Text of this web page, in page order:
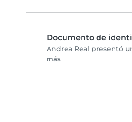
Documento de
Andrea Real presentó
más